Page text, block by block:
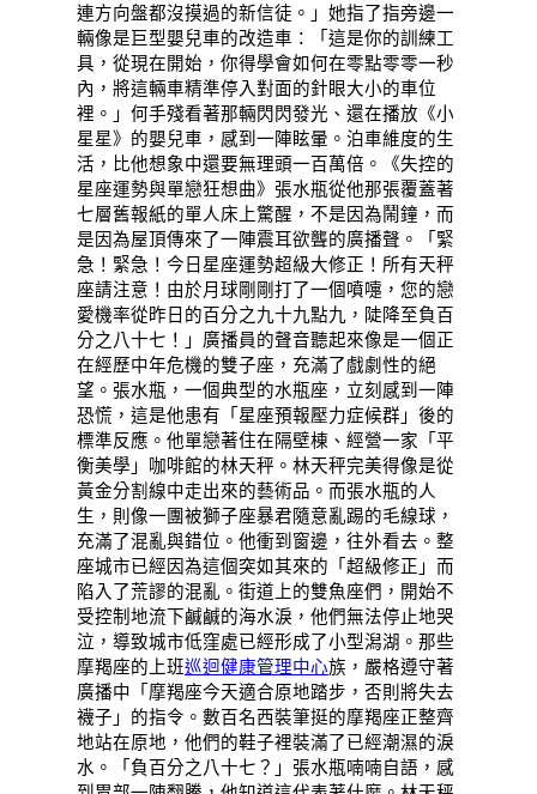
連方向盤都沒摸過的新信徒。」她指了指旁邊一
輛像是巨型嬰兒車的改造車：「這是你的訓練工
具，從現在開始，你得學會如何在零點零零一秒
內，將這輛車精準停入對面的針眼大小的車位
裡。」何手殘看著那輛閃閃發光、還在播放《小
星星》的嬰兒車，感到一陣眩暈。泊車維度的生
活，比他想象中還要無理頭一百萬倍。《失控的
星座運勢與單戀狂想曲》張水瓶從他那張覆蓋著
七層舊報紙的單人床上驚醒，不是因為鬧鐘，而
是因為屋頂傳來了一陣震耳欲聾的廣播聲。「緊
急！緊急！今日星座運勢超級大修正！所有天秤
座請注意！由於月球剛剛打了一個噴嚏，您的戀
愛機率從昨日的百分之九十九點九，陡降至負百
分之八十七！」廣播員的聲音聽起來像是一個正
在經歷中年危機的雙子座，充滿了戲劇性的絕
望。張水瓶，一個典型的水瓶座，立刻感到一陣
恐慌，這是他患有「星座預報壓力症候群」後的
標準反應。他單戀著住在隔壁棟、經營一家「平
衡美學」咖啡館的林天秤。林天秤完美得像是從
黃金分割線中走出來的藝術品。而張水瓶的人
生，則像一團被獅子座暴君隨意亂踢的毛線球，
充滿了混亂與錯位。他衝到窗邊，往外看去。整
座城市已經因為這個突如其來的「超級修正」而
陷入了荒謬的混亂。街道上的雙魚座們，開始不
受控制地流下鹹鹹的海水淚，他們無法停止地哭
泣，導致城市低窪處已經形成了小型潟湖。那些
摩羯座的上班巡迴健康管理中心族，嚴格遵守著
廣播中「摩羯座今天適合原地踏步，否則將失去
襪子」的指令。數百名西裝筆挺的摩羯座正整齊
地站在原地，他們的鞋子裡裝滿了已經潮濕的淚
水。「負百分之八十七？」張水瓶喃喃自語，感